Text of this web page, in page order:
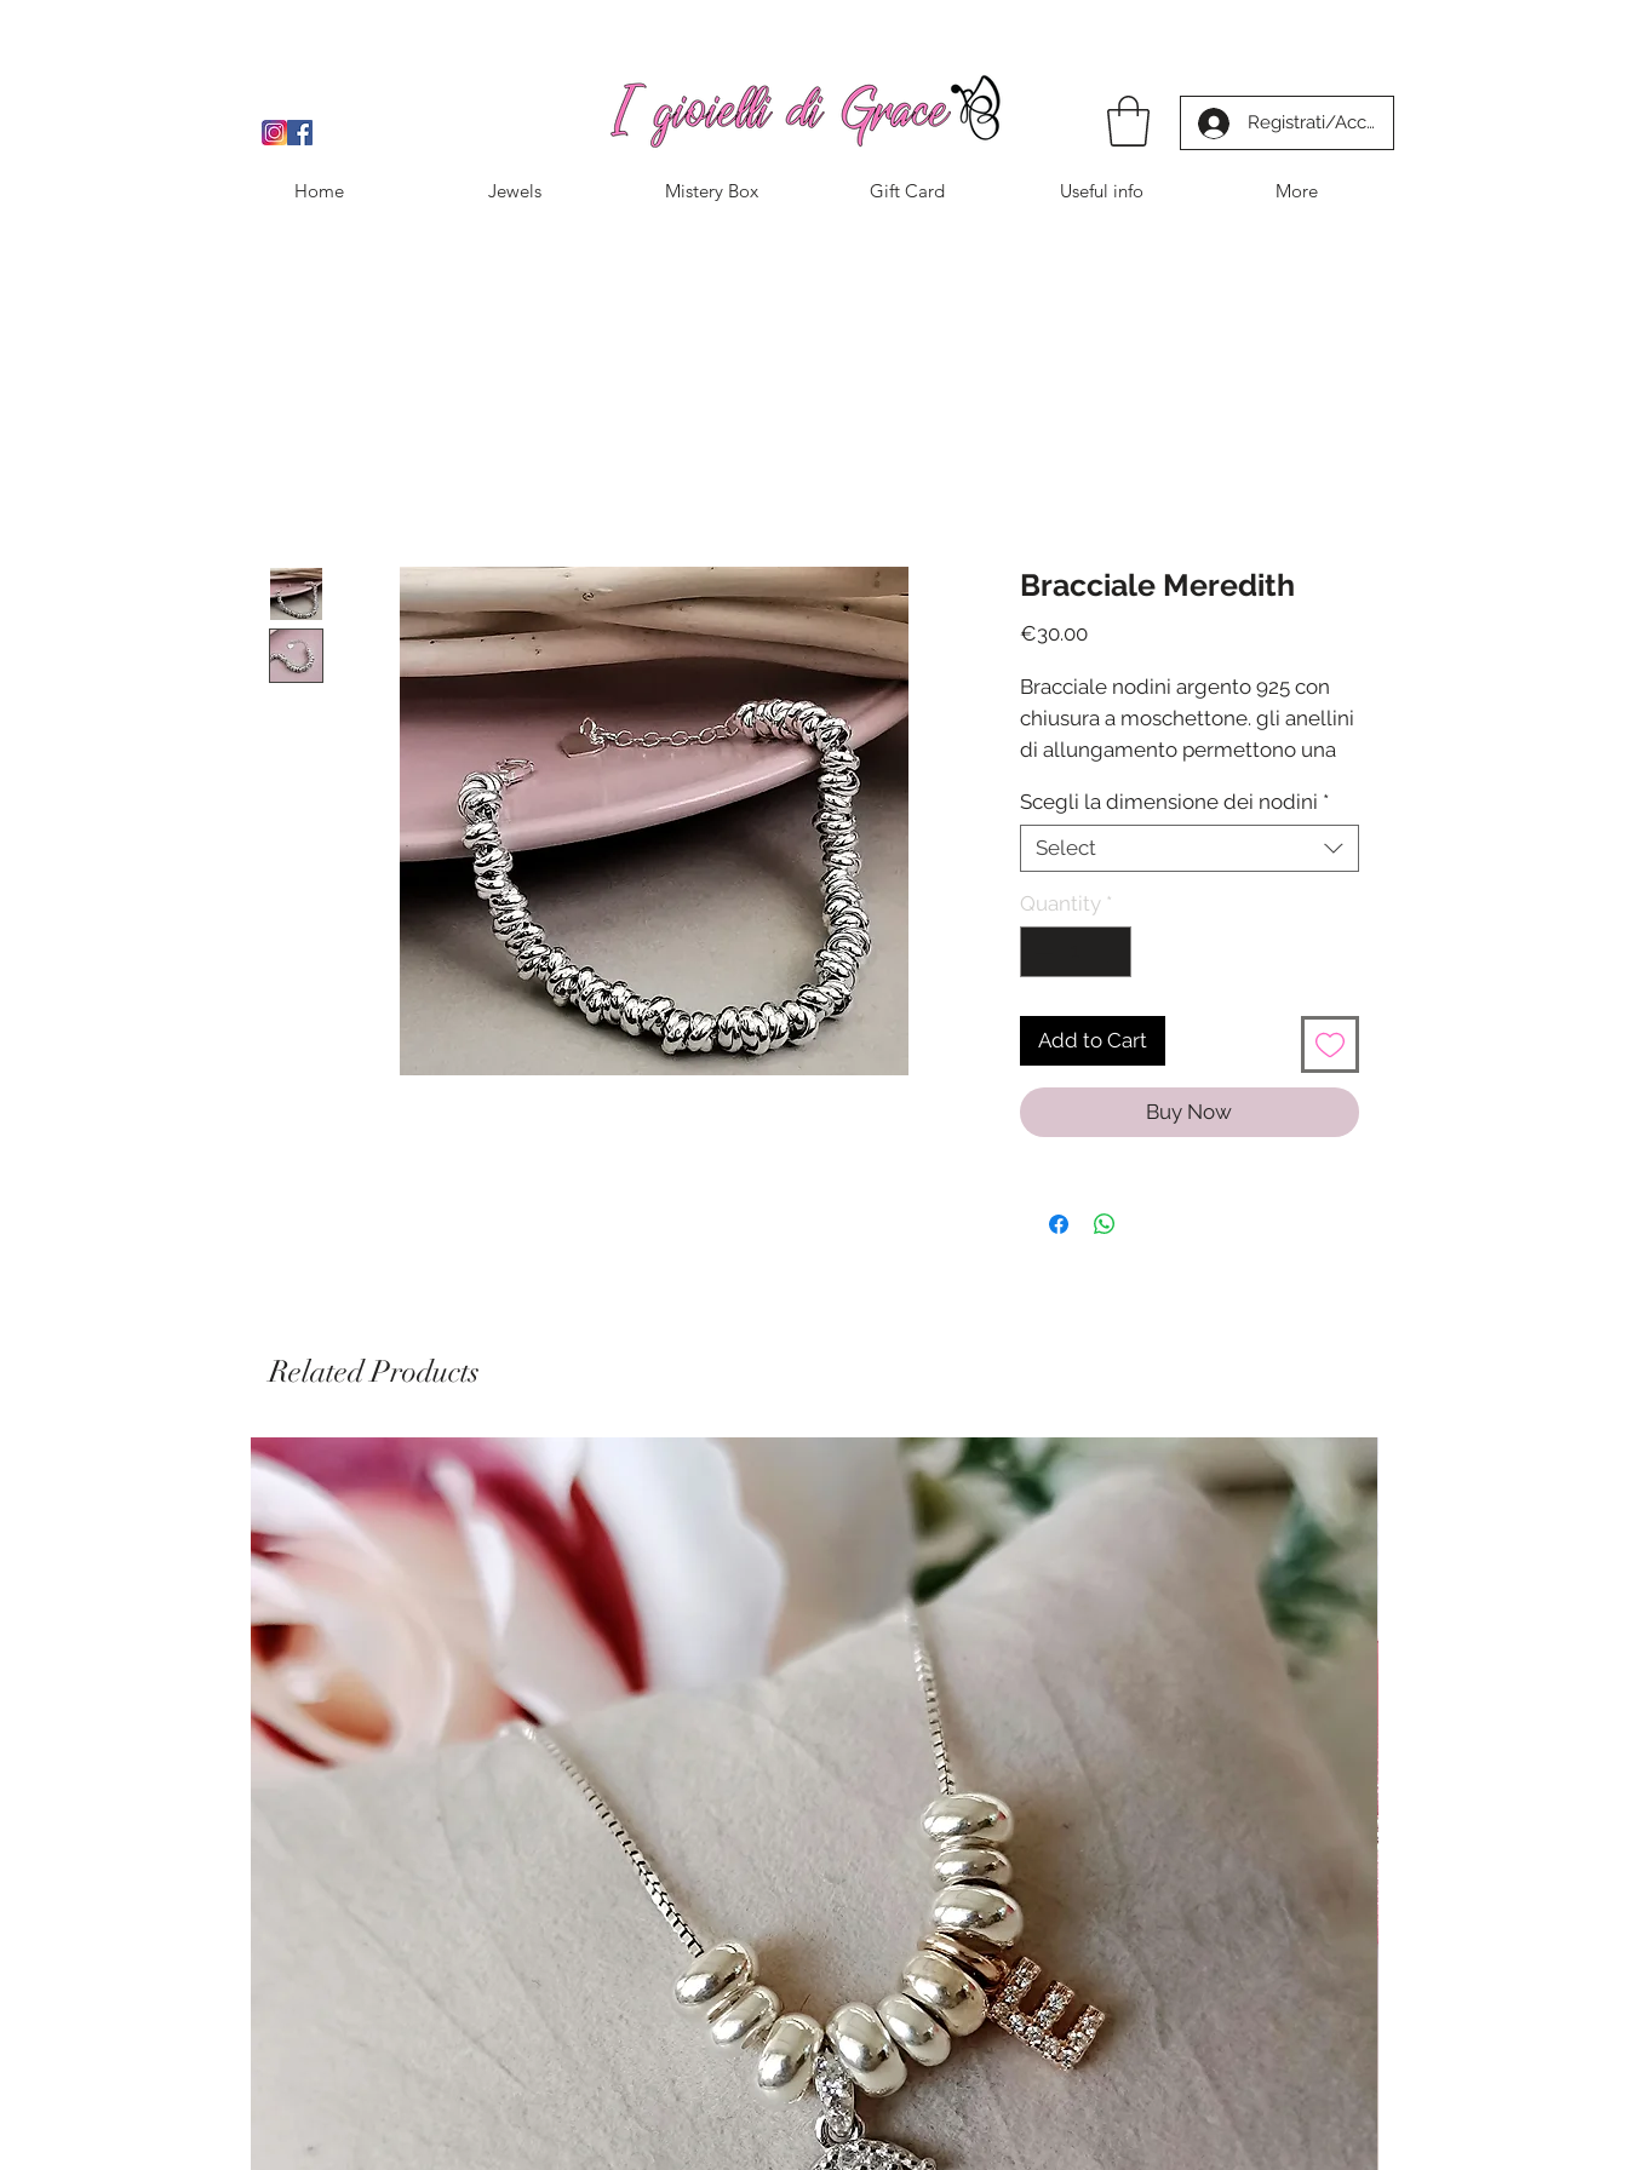
Bracciale Meredith
€30.00Price
Bracciale nodini argento 925 con
chiusura a moschettone. gli anellini
di allungamento permettono una
Scegli la dimensione dei nodini *
Select
Quantity *
Add to Cart
Buy Now
Related Products
Registrati/Accedi
Home Jewels Mistery Box Gift Card Useful info More